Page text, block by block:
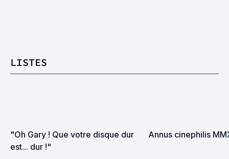
LISTES
"Oh Gary ! Que votre disque dur
est... dur !"
Annus cinephilis